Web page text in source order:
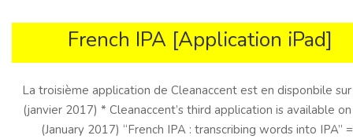
French IPA [Application iPad]
La troisième application de Cleanaccent est en disponbile
(janvier 2017) * Cleanaccent’s third application is available
(January 2017) “French IPA : transcribing words into IPA”